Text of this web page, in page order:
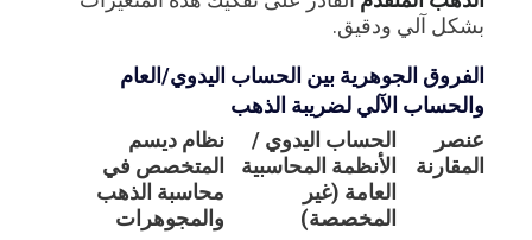
بشكل آلي ودقيق.
الفروق الجوهرية بين الحساب اليدوي/العام
والحساب الآلي لضريبة الذهب
عنصر
المقارنة
الحساب اليدوي /
الأنظمة المحاسبية
العامة (غير
المخصصة)
نظام ديسم
المتخصص في
محاسبة الذهب
والمجوهرات